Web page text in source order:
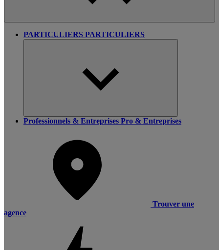
PARTICULIERS PARTICULIERS
Professionnels & Entreprises Pro & Entreprises
Trouver une
agence